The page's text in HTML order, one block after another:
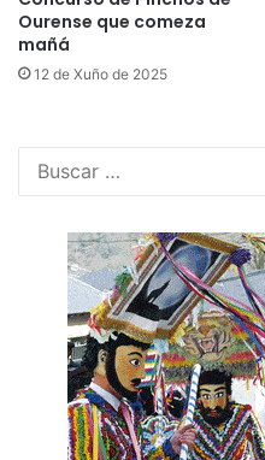
Ourense que comeza
mañá
12 de Xuño de 2025